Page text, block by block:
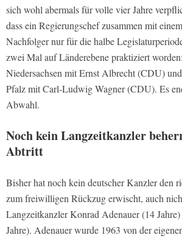
sich wohl abermals für volle vier Jahre
dass ein Regierungschef zusammen mit
Nachfolger nur für die halbe
zwei Mal auf Länderebene praktiziert
Niedersachsen mit Ernst Albrecht (CDU)
Pfalz mit Carl-Ludwig Wagner (CDU). Es
Abwahl.
Noch kein Langzeitkanzler
Abtritt
Bisher hat noch kein deutscher Kanzler den
zum freiwilligen Rückzug erwischt, auch
Langzeitkanzler Konrad Adenauer (14
Jahre). Adenauer wurde 1963 von der